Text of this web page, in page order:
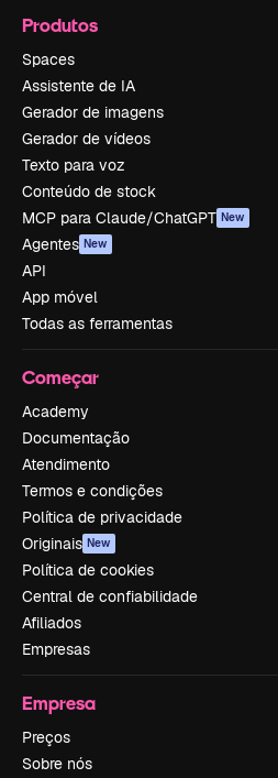
Produtos
Spaces
Assistente de IA
Gerador de imagens
Gerador de vídeos
Texto para voz
Conteúdo de stock
MCP para Claude/ChatGPT New
Agentes New
API
App móvel
Todas as ferramentas
Começar
Academy
Documentação
Atendimento
Termos e condições
Política de privacidade
Originais New
Política de cookies
Central de confiabilidade
Afiliados
Empresas
Empresa
Preços
Sobre nós